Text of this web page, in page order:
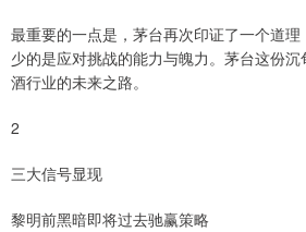
最重要的一点是，茅台再次印证了一个道
少的是应对挑战的能力与魄力。茅台这份沉
酒行业的未来之路。
2
三大信号显现
黎明前黑暗即将过去驰赢策略